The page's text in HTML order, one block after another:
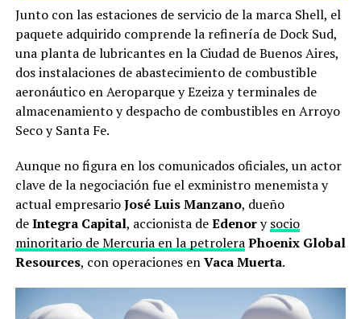
Junto con las estaciones de servicio de la marca Shell, el
paquete adquirido comprende la refinería de Dock Sud,
una planta de lubricantes en la Ciudad de Buenos Aires,
dos instalaciones de abastecimiento de combustible
aeronáutico en Aeroparque y Ezeiza y terminales de
almacenamiento y despacho de combustibles en Arroyo
Seco y Santa Fe.
Aunque no figura en los comunicados oficiales, un actor
clave de la negociación fue el exministro menemista y
actual empresarioJosé Luis Manzano, dueño
deIntegra Capital, accionista deEdenorysocio
minoritario de Mercuria en la petroleraPhoenix Global
Resources, con operaciones enVaca Muerta.